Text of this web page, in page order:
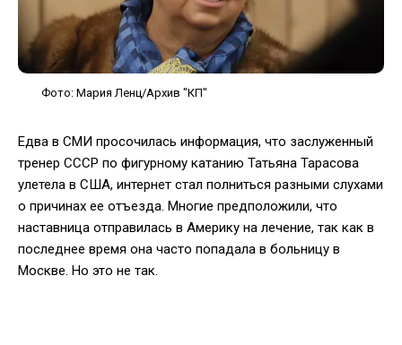
Фото: Мария Ленц/Архив "КП"
Едва в СМИ просочилась информация, что заслуженный
тренер СССР по фигурному катанию Татьяна Тарасова
улетела в США, интернет стал полниться разными слухами
о причинах ее отъезда. Многие предположили, что
наставница отправилась в Америку на лечение, так как в
последнее время она часто попадала в больницу в
Москве. Но это не так.